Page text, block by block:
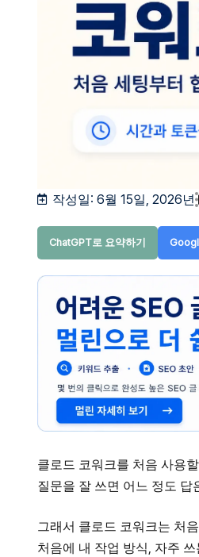
작성일: 6월 15일, 2026년
ChatGPT로 요약하기
클로드 코워크를 처음 사용
질문을 잘 쓰면 어느 정도
그래서 클로드 코워크는 처
처음에 내 작업 방식, 자주